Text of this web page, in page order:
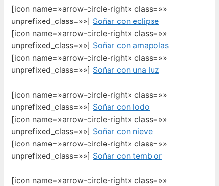
[icon name=»arrow-circle-right» class=»»
unprefixed_class=»»] Soñar con eclipse
[icon name=»arrow-circle-right» class=»»
unprefixed_class=»»] Soñar con amapolas
[icon name=»arrow-circle-right» class=»»
unprefixed_class=»»] Soñar con una luz
[icon name=»arrow-circle-right» class=»»
unprefixed_class=»»] Soñar con lodo
[icon name=»arrow-circle-right» class=»»
unprefixed_class=»»] Soñar con nieve
[icon name=»arrow-circle-right» class=»»
unprefixed_class=»»] Soñar con temblor
[icon name=»arrow-circle-right» class=»»